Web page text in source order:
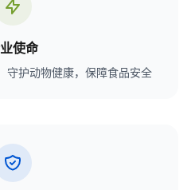
使命
守护动物健康，保障食品安全